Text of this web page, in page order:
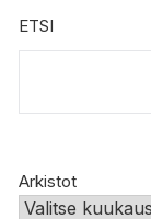
ETSI
Arkistot